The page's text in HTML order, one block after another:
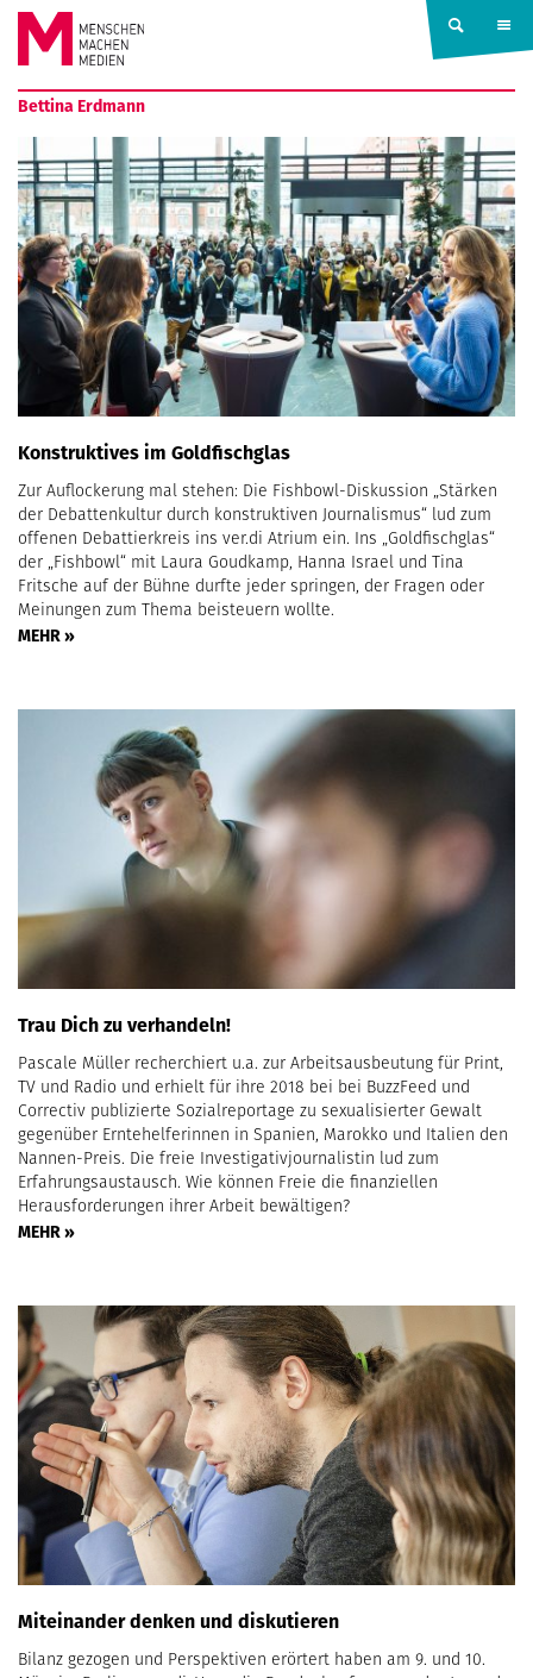
Springe zum Inhalt
MENSCHEN
MACHEN
MEDIEN
Bettina Erdmann
Konstruktives im Goldfischglas
Zur Auflockerung mal stehen: Die Fishbowl-Diskussion „Stärken
der Debattenkultur durch konstruktiven Journalismus“ lud zum
offenen Debattierkreis ins ver.di Atrium ein. Ins „Goldfischglas“
der „Fishbowl“ mit Laura Goudkamp, Hanna Israel und Tina
Fritsche auf der Bühne durfte jeder springen, der Fragen oder
Meinungen zum Thema beisteuern wollte.
MEHR »
Trau Dich zu verhandeln!
Pascale Müller recherchiert u.a. zur Arbeitsausbeutung für Print,
TV und Radio und erhielt für ihre 2018 bei bei BuzzFeed und
Correctiv publizierte Sozialreportage zu sexualisierter Gewalt
gegenüber Erntehelferinnen in Spanien, Marokko und Italien den
Nannen-Preis. Die freie Investigativjournalistin lud zum
Erfahrungsaustausch. Wie können Freie die finanziellen
Herausforderungen ihrer Arbeit bewältigen?
MEHR »
Miteinander denken und diskutieren
Bilanz gezogen und Perspektiven erörtert haben am 9. und 10.